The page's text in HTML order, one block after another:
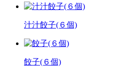
汁汁餃子(６個)
餃子(６個)